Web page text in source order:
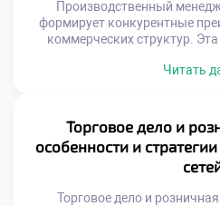
Производственный
формирует конкурентные
коммерческих структур.
процессами предприятия.
требует адаптации
методик под специфику
синхронизировать закупки,
подготовку товаров.
Читать
Торговое дело и
особенности и
Торговое дело и